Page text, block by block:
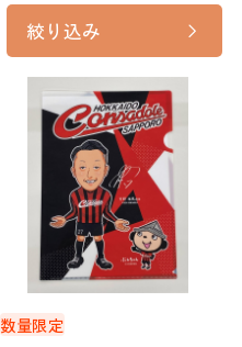
絞り込み
数量限定